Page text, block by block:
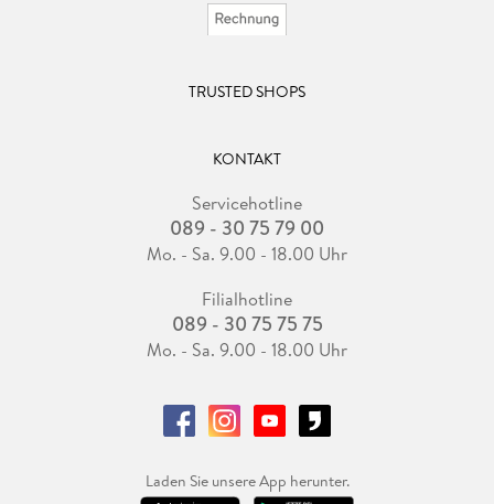
TRUSTED SHOPS
KONTAKT
Servicehotline
089 - 30 75 79 00
Mo. - Sa. 9.00 - 18.00 Uhr
Filialhotline
089 - 30 75 75 75
Mo. - Sa. 9.00 - 18.00 Uhr
Laden Sie unsere App herunter.